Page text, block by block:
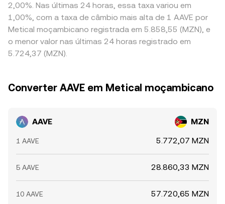
2,00%. Nas últimas 24 horas, essa taxa variou em
1,00%, com a taxa de câmbio mais alta de 1 AAVE por
Metical moçambicano registrada em 5.858,55 (MZN), e
o menor valor nas últimas 24 horas registrado em
5.724,37 (MZN).
Converter AAVE em Metical moçambicano
AAVE MZN
1 AAVE 5.772,07 MZN
5 AAVE 28.860,33 MZN
10 AAVE 57.720,65 MZN